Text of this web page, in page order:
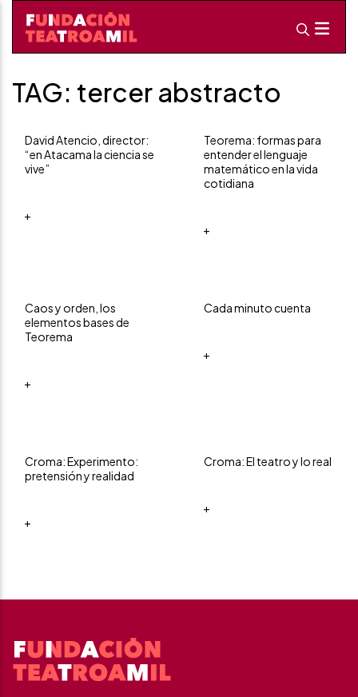
TAG: tercer abstracto
David Atencio, director:
“en Atacama la ciencia se
vive”
+
Teorema: formas para
entender el lenguaje
matemático en la vida
cotidiana
+
Caos y orden, los
elementos bases de
Teorema
+
Cada minuto cuenta
+
Croma: Experimento:
pretensión y realidad
+
Croma: El teatro y lo real
+